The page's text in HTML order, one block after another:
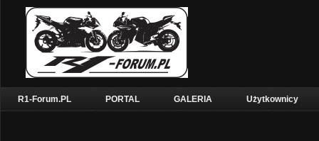
R1-Forum.PL PORTAL GALERIA Użytkownicy